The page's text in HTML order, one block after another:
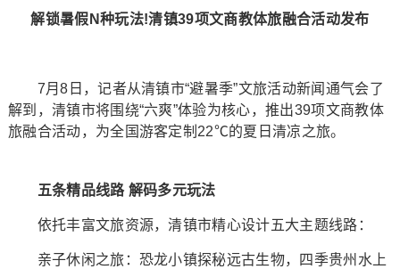
解锁暑假N种玩法!清镇39项文商教体旅融合活动发布
7月8日，记者从清镇市“避暑季”文旅活动新闻通气会了
解到，清镇市将围绕“六爽”体验为核心，推出39项文商教体
旅融合活动，为全国游客定制22℃的夏日清凉之旅。
五条精品线路 解码多元玩法
依托丰富文旅资源，清镇市精心设计五大主题线路：
亲子休闲之旅：恐龙小镇探秘远古生物，四季贵州水上